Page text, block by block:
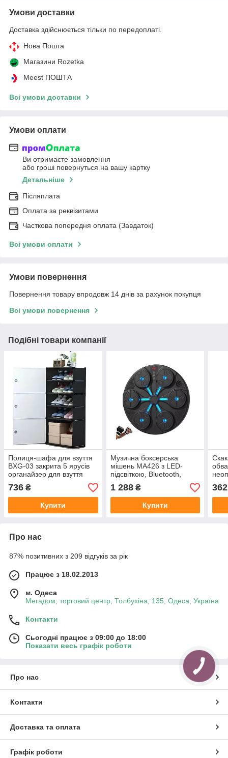
Умови доставки
Доставка здійснюється тільки по передоплаті.
Нова Пошта
Магазини Rozetka
Meest ПОШТА
Всі умови доставки
Умови оплати
Ви отримаєте замовлення
або гроші повернуться на вашу картку
Детальніше
Післяплата
Оплата за реквізитами
Часткова попередня оплата (Завдаток)
Всі умови оплати
Умови повернення
Повернення товару впродовж 14 днів за рахунок покупця
Всі умови повернення
Подібні товари компанії
Полиця-шафа для взуття
BXG-03 закрита 5 ярусів
органайзер для взуття
компактне зберігання для
передпокою та
гардеробної
736 ₴
Купити
Музична боксерська
мішень MA426 з LED-
підсвіткою, Bluetooth,
рукавичками, настінний
тренажер
1 288₴
Купити
362
Про нас
87% позитивних з 209 відгуків за рік
Працює з 18.02.2013
м. Одеса
Мегадом, торговий центр, Толбухіна, 135, Одеса, Україна
Контакти
Сьогодні працює з 09:00 до 18:00
Показати весь графік роботи
Про нас
Контакти
Доставка та оплата
Графік роботи